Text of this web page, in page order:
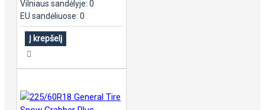
Vilniaus sandėlyje: 0
EU sandėliuose: 0
Į krepšelį